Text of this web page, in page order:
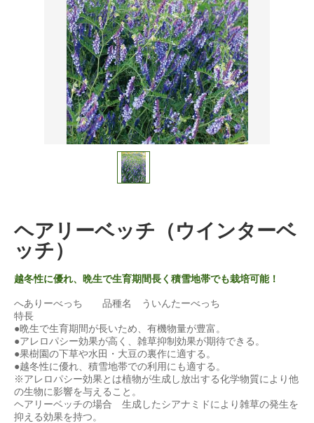
ヘアリーベッチ（ウインターベ
ッチ）
越冬性に優れ、晩生で生育期間長く積雪地帯でも栽培可能！
へありーべっち 品種名 ういんたーべっち
特長
●晩生で生育期間が長いため、有機物量が豊富。
●アレロパシー効果が高く、雑草抑制効果が期待できる。
●果樹園の下草や水田・大豆の裏作に適する。
●越冬性に優れ、積雪地帯での利用にも適する。
※アレロパシー効果とは植物が生成し放出する化学物質により他
の生物に影響を与えること。
ヘアリーベッチの場合 生成したシアナミドにより雑草の発生を
抑える効果を持つ。